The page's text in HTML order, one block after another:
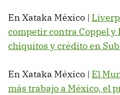
En Xataka México |
competir contra Coppel y
chiquitos y crédito en
En Xataka México | El
más trabajo a México, el